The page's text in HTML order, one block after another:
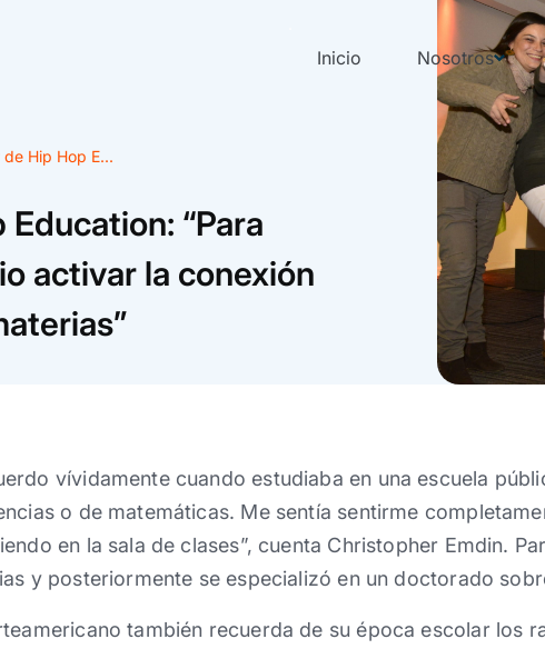
Inicio Nosotros
Hip Hop E...
“Para
activar la conexión
vívidamente cuando estudiaba en una escuela
o de matemáticas. Me sentía sentirme
en la sala de clases”, cuenta Christopher Emdin.
y posteriormente se especializó en un doctorado
también recuerda de su época escolar los